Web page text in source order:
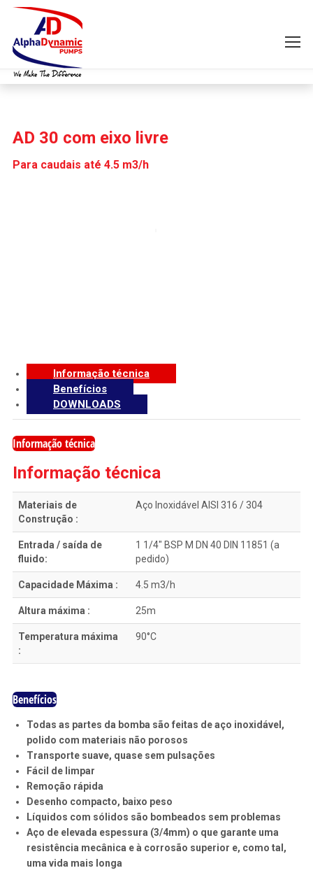
AD 30 com eixo livre
Para caudais até 4.5 m3/h
Informação técnica
Benefícios
DOWNLOADS
Informação técnica
Informação técnica
Materiais de
Construção :
Aço Inoxidável AISI 316 / 304
Entrada / saída de
fluido:
1 1/4″ BSP M DN 40 DIN 11851 (a
pedido)
Capacidade Máxima : 4.5 m3/h
Altura máxima : 25m
Temperatura máxima
:
90°C
Benefícios
Todas as partes da bomba são feitas de aço inoxidável,
polido com materiais não porosos
Transporte suave, quase sem pulsações
Fácil de limpar
Remoção rápida
Desenho compacto, baixo peso
Líquidos com sólidos são bombeados sem problemas
Aço de elevada espessura (3/4mm) o que garante uma
resistência mecânica e à corrosão superior e, como tal,
uma vida mais longa